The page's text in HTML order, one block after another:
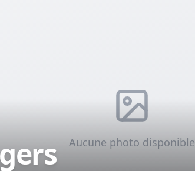
Aucune photo disponible